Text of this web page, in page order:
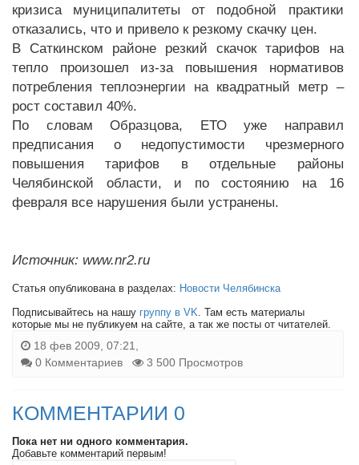
кризиса муниципалитеты от подобной практики
отказались, что и привело к резкому скачку цен.
В Саткинском районе резкий скачок тарифов на
тепло произошел из-за повышения нормативов
потребления теплоэнергии на квадратный метр –
рост составил 40%.
По словам Образцова, ЕТО уже направил
предписания о недопустимости чрезмерного
повышения тарифов в отдельные районы
Челябинской области, и по состоянию на 16
февраля все нарушения были устранены.
Источник: www.nr2.ru
Статья опубликована в разделах: Новости Челябинска
Подписывайтесь на нашу группу в VK. Там есть материалы
которые мы не публикуем на сайте, а так же посты от читателей.
18 фев 2009, 07:21,
0 Комментариев
3 500 Просмотров
КОММЕНТАРИИ 0
Пока нет ни одного комментария.
Добавьте комментарий первым!